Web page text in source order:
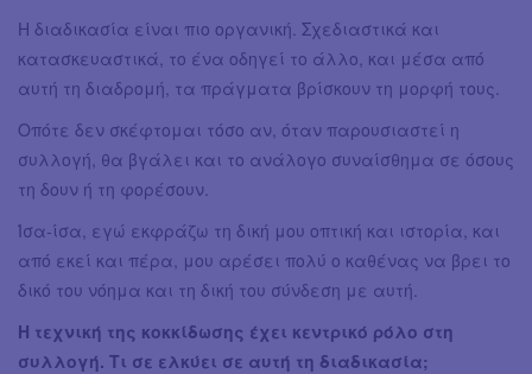
Η διαδικασία είναι πιο οργανική. Σχεδιαστικά και
κατασκευαστικά, το ένα οδηγεί το άλλο, και μέσα από
αυτή τη διαδρομή, τα πράγματα βρίσκουν τη μορφή τους.
Οπότε δεν σκέφτομαι τόσο αν, όταν παρουσιαστεί η
συλλογή, θα βγάλει και το ανάλογο συναίσθημα σε όσους
τη δουν ή τη φορέσουν.
Ίσα-ίσα, εγώ εκφράζω τη δική μου οπτική και ιστορία, και
από εκεί και πέρα, μου αρέσει πολύ ο καθένας να βρει το
δικό του νόημα και τη δική του σύνδεση με αυτή.
Η τεχνική της κοκκίδωσης έχει κεντρικό ρόλο στη
συλλογή. Τι σε ελκύει σε αυτή τη διαδικασία;